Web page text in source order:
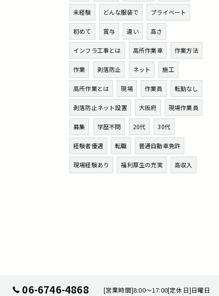
未経験 どんな服装で プライベート
初めて 賞与 違い 高さ
インフラ工事とは 高所作業車 作業方法
作業 剥落防止 ネット 施工
高所作業とは 現場 作業員 転勤なし
剥落防止ネット設置 大阪府 現場作業員
募集 学歴不問 20代 30代
経験者優遇 転職 普通自動車免許
現場経験あり 福利厚生の充実 高収入
06-6746-4868 [営業時間]8:00～17:00[定休日]日曜日